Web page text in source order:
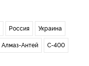
Россия Украина
Алмаз-Антей С-400